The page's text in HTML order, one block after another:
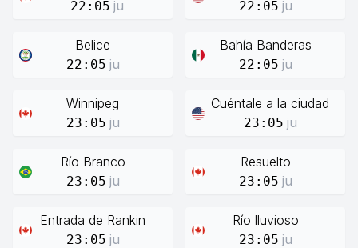
22:05 ju 22:05 ju
Belice
22:05 ju
Bahía Banderas
22:05 ju
Winnipeg
23:05 ju
Cuéntale a la ciudad
23:05 ju
Río Branco
23:05 ju
Resuelto
23:05 ju
Entrada de Rankin
23:05 ju
Río lluvioso
23:05 ju